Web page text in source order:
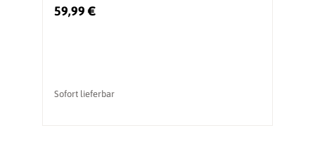
59,99 €
Sofort lieferbar